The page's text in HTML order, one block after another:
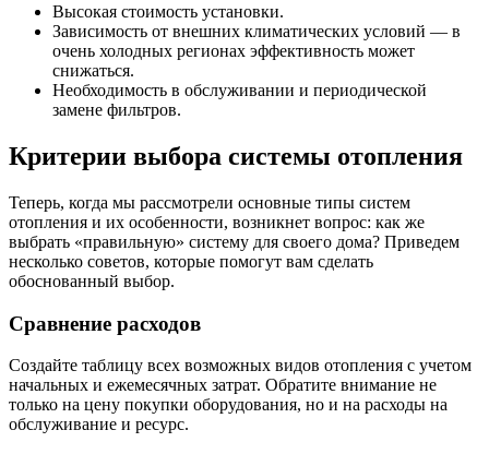
Высокая стоимость установки.
Зависимость от внешних климатических условий — в
очень холодных регионах эффективность может
снижаться.
Необходимость в обслуживании и периодической
замене фильтров.
Критерии выбора системы отопления
Теперь, когда мы рассмотрели основные типы систем
отопления и их особенности, возникнет вопрос: как же
выбрать «правильную» систему для своего дома? Приведем
несколько советов, которые помогут вам сделать
обоснованный выбор.
Сравнение расходов
Создайте таблицу всех возможных видов отопления с учетом
начальных и ежемесячных затрат. Обратите внимание не
только на цену покупки оборудования, но и на расходы на
обслуживание и ресурс.